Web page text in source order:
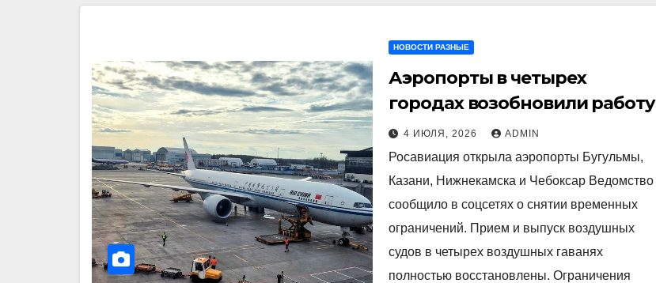
НОВОСТИ РАЗНЫЕ
Аэропорты в четырех
городах возобновили работу
4 ИЮЛЯ, 2026 ADMIN
Росавиация открыла аэропорты Бугульмы,
Казани, Нижнекамска и Чебоксар Ведомство
сообщило в соцсетях о снятии временных
ограничений. Прием и выпуск воздушных
судов в четырех воздушных гаванях
полностью восстановлены. Ограничения